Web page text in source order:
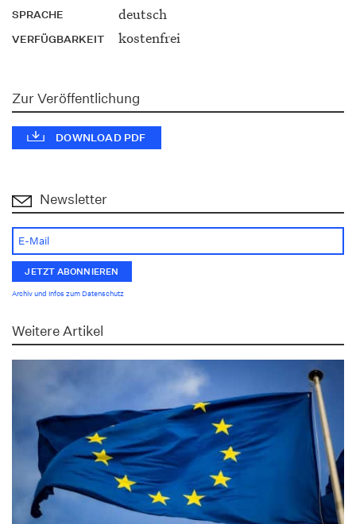
SPRACHE deutsch
VERFÜGBARKEIT kostenfrei
Zur Veröffentlichung
DOWNLOAD PDF
Newsletter
Archiv und Infos zum Datenschutz
Weitere Artikel